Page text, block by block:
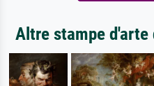
Altre stampe d'arte